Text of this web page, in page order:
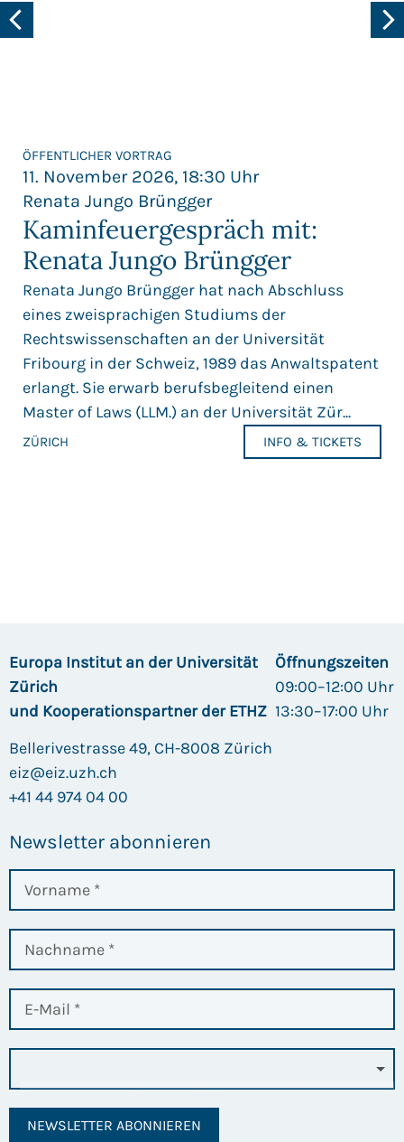
ÖFFENTLICHER VORTRAG
11. November 2026, 18:30 Uhr
Renata Jungo Brüngger
Kaminfeuergespräch mit:
Renata Jungo Brüngger
Renata Jungo Brüngger hat nach Abschluss
eines zweisprachigen Studiums der
Rechtswissenschaften an der Universität
Fribourg in der Schweiz, 1989 das Anwaltspatent
erlangt. Sie erwarb berufsbegleitend einen
Master of Laws (LLM.) an der Universität Zür...
ZÜRICH INFO & TICKETS
Europa Institut an der Universität
Zürich
und Kooperationspartner der ETHZ
Bellerivestrasse 49, CH-8008 Zürich
eiz@eiz.uzh.ch
+41 44 974 04 00
Öffnungszeiten
09:00–12:00 Uhr
13:30–17:00 Uhr
Newsletter abonnieren
NEWSLETTER ABONNIEREN